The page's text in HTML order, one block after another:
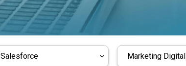
Salesforce Marketing Digital